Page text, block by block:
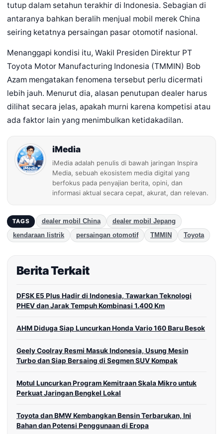
tutup dalam setahun terakhir di Indonesia. Sebagian di
antaranya bahkan beralih menjual mobil merek China
seiring ketatnya persaingan pasar otomotif nasional.
Menanggapi kondisi itu, Wakil Presiden Direktur PT
Toyota Motor Manufacturing Indonesia (TMMIN) Bob
Azam mengatakan fenomena tersebut perlu dicermati
lebih jauh. Menurut dia, alasan penutupan dealer harus
dilihat secara jelas, apakah murni karena kompetisi atau
ada faktor lain yang menimbulkan ketidakadilan.
iMedia
iMedia adalah penulis di bawah jaringan Inspira
Media, sebuah ekosistem media digital yang
berfokus pada penyajian berita, opini, dan
informasi aktual secara cepat, akurat, dan relevan.
TAGS dealer mobil China
dealer mobil Jepang
kendaraan listrik
persaingan otomotif TMMIN Toyota
Berita Terkait
DFSK E5 Plus Hadir di Indonesia, Tawarkan Teknologi
PHEV dan Jarak Tempuh Kombinasi 1.400 Km
AHM Diduga Siap Luncurkan Honda Vario 160 Baru Besok
Geely Coolray Resmi Masuk Indonesia, Usung Mesin
Turbo dan Siap Bersaing di Segmen SUV Kompak
Motul Luncurkan Program Kemitraan Skala Mikro untuk
Perkuat Jaringan Bengkel Lokal
Toyota dan BMW Kembangkan Bensin Terbarukan, Ini
Bahan dan Potensi Penggunaan di Eropa